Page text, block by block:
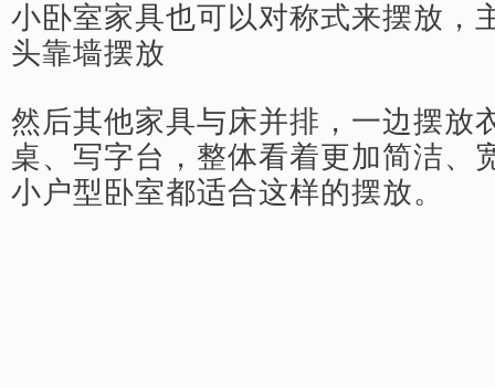
小卧室家具也可以对称式来摆放，
头靠墙摆放
然后其他家具与床并排，一边摆放
桌、写字台，整体看着更加简洁、
小户型卧室都适合这样的摆放。